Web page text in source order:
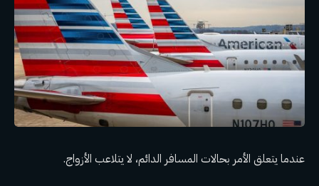
عندما يتعلق الأمر بحالات المسافر الدائم، لا يتلاعب الأزواج.